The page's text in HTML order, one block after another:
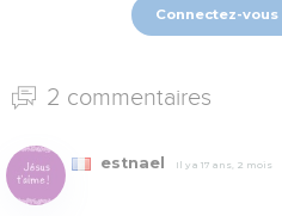
Connectez-
2 commentaires
estnael Il y a 17 ans, 2 mois